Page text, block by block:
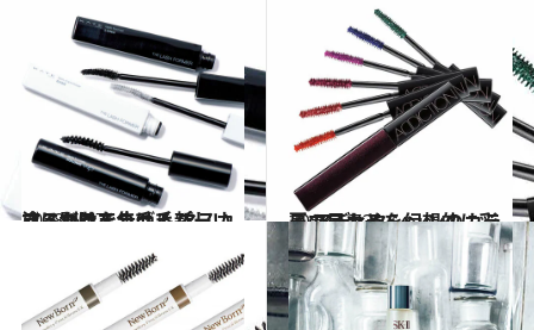
2018.6.27
塗るだけでまつ毛パーマ、つけまつ毛？ マスカラに別れを告げる新しいマスカラ
ビューティ＆ヘルス 2018.6.23
夏の目もとを幻想的に彩る アディクションのカラーマスカラ
ビューティ＆ヘルス